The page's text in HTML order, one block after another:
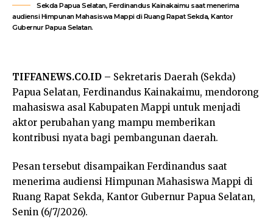
Sekda Papua Selatan, Ferdinandus Kainakaimu saat menerima
audiensi Himpunan Mahasiswa Mappi di Ruang Rapat Sekda, Kantor
Gubernur Papua Selatan.
TIFFANEWS.CO.ID – Sekretaris Daerah (Sekda)
Papua Selatan, Ferdinandus Kainakaimu, mendorong
mahasiswa asal Kabupaten Mappi untuk menjadi
aktor perubahan yang mampu memberikan
kontribusi nyata bagi pembangunan daerah.
Pesan tersebut disampaikan Ferdinandus saat
menerima audiensi Himpunan Mahasiswa Mappi di
Ruang Rapat Sekda, Kantor Gubernur Papua Selatan,
Senin (6/7/2026).